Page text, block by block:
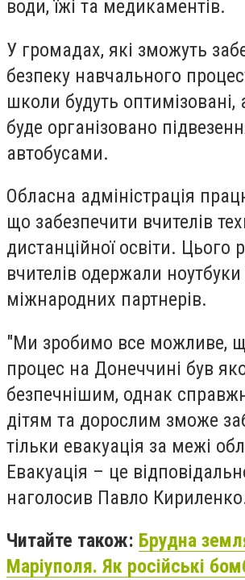
води, їжі та медикаментів.
У громадах, які зможуть
безпеку навчального
школи будуть оптимізовані,
буде організовано
автобусами.
Обласна адміністрація
що забезпечити вчителів
дистанційної освіти. Цього
вчителів одержали
міжнародних партнерів.
"Ми зробимо все можливе,
процес на Донеччині був
безпечнішим, однак
дітям та дорослим зможе
тільки евакуація за межі
Евакуація – це
наголосив Павло
Читайте також: Брудна
Маріуполя. Як російські